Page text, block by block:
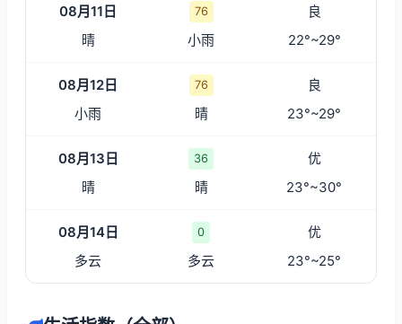
08月11日 76
良
晴
小雨 22°~29°
08月12日 76
良
小雨
晴 23°~29°
08月13日 36
优
晴
晴 23°~30°
08月14日 0
优
多云
多云 23°~25°